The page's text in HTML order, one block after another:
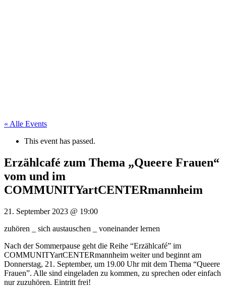
« Alle Events
This event has passed.
Erzählcafé zum Thema „Queere Frauen“
vom und im
COMMUNITYartCENTERmannheim
21. September 2023 @ 19:00
zuhören _ sich austauschen _ voneinander lernen
Nach der Sommerpause geht die Reihe “Erzählcafé” im
COMMUNITYartCENTERmannheim weiter und beginnt am
Donnerstag, 21. September, um 19.00 Uhr mit dem Thema “Queere
Frauen”. Alle sind eingeladen zu kommen, zu sprechen oder einfach
nur zuzuhören. Eintritt frei!